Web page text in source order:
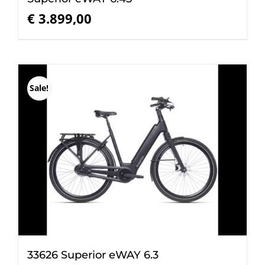
€ 3.899,00
Sale!
33626 Superior eWAY 6.3